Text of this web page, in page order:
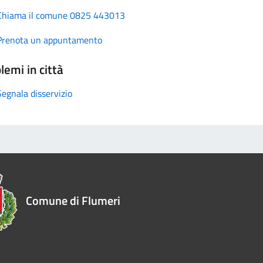
il comune 0825 443013
un appuntamento
in città
disservizio
Comune di Flumeri